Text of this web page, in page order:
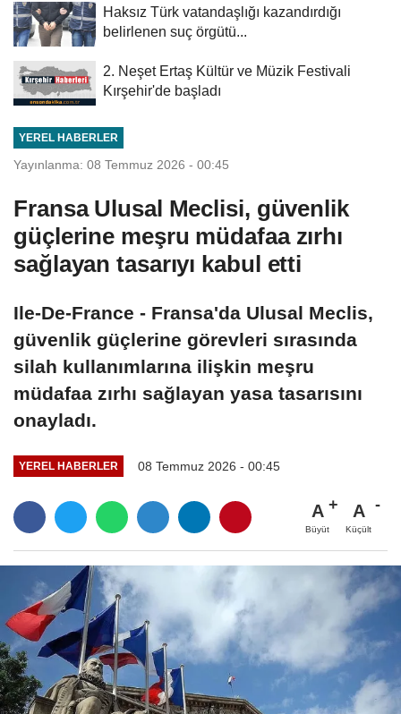
Haksız Türk vatandaşlığı kazandırdığı
belirlenen suç örgütü...
2. Neşet Ertaş Kültür ve Müzik Festivali
Kırşehir'de başladı
YEREL HABERLER
Yayınlanma: 08 Temmuz 2026 - 00:45
Fransa Ulusal Meclisi, güvenlik
güçlerine meşru müdafaa zırhı
sağlayan tasarıyı kabul etti
Ile-De-France - Fransa'da Ulusal Meclis,
güvenlik güçlerine görevleri sırasında
silah kullanımlarına ilişkin meşru
müdafaa zırhı sağlayan yasa tasarısını
onayladı.
YEREL HABERLER 08 Temmuz 2026 - 00:45
A
Büyüt
A
Küçült